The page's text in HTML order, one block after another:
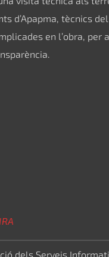
d’Apapma, tècnics
en l’obra, per
dels Serveis